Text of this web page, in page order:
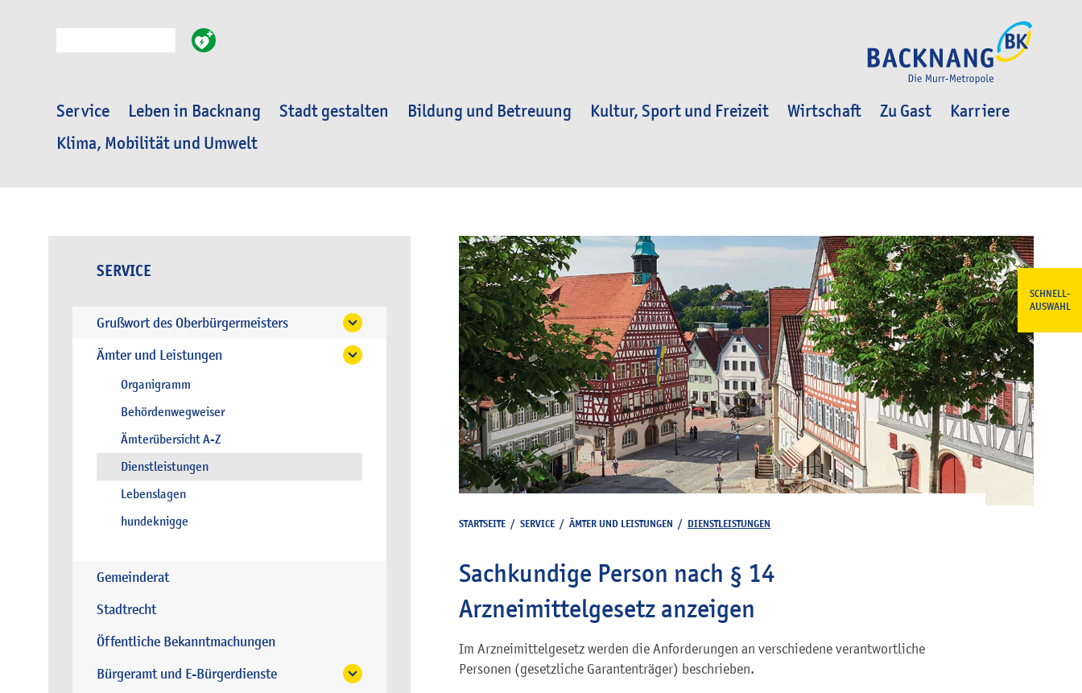
Service Leben in Backnang Stadt gestalten Bildung und Betreuung Kultur, Sport und Freizeit Wirtschaft Zu Gast
Karriere
Klima, Mobilität und Umwelt
SCHNELL-
AUSWAHL
SERVICE
Grußwort des Oberbürgermeisters
Ämter und Leistungen
Organigramm
Behördenwegweiser
Ämterübersicht A-Z
Dienstleistungen
Lebenslagen
hundeknigge
Gemeinderat
Stadtrecht
Öffentliche Bekanntmachungen
Bürgeramt und E-Bürgerdienste
STARTSEITE / SERVICE / ÄMTER UND LEISTUNGEN / DIENSTLEISTUNGEN
Sachkundige Person nach § 14
Arzneimittelgesetz anzeigen
Im Arzneimittelgesetz werden die Anforderungen an verschiedene verantwortliche
Personen (gesetzliche Garantenträger) beschrieben.